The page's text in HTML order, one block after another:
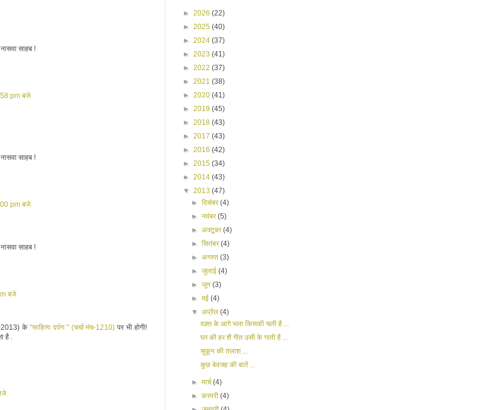
साहब !
pm बजे
साहब !
pm बजे
साहब !
बजे
2013) के "साहित्य दर्पण " (चर्चा मंच-1210)पर भी होगी!
है .
► 2026 (22)
► 2025 (40)
► 2024 (37)
► 2023 (41)
► 2022 (37)
► 2021 (38)
► 2020 (41)
► 2019 (45)
► 2018 (43)
► 2017 (43)
► 2016 (42)
► 2015 (34)
► 2014 (43)
▼ 2013 (47)
►दिसंबर(4)
►नवंबर(5)
►अक्टूबर(4)
►सितंबर(4)
►अगस्त(3)
►जुलाई(4)
►जून(3)
►मई(4)
▼अप्रैल(4)
वक़्त के आगे भला किसकी चली है ...
घर की हर शै गीत उसी के गाती है ...
सुकून की तलाश ...
कुछ बेवजह की बातें ...
►मार्च(4)
►फ़रवरी(4)